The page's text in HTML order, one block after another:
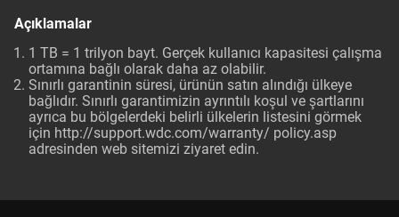
Açıklamalar
1 TB = 1 trilyon bayt. Gerçek kullanıcı kapasitesi çalışma
ortamına bağlı olarak daha az olabilir.
Sınırlı garantinin süresi, ürünün satın alındığı ülkeye
bağlıdır. Sınırlı garantimizin ayrıntılı koşul ve şartlarını
ayrıca bu bölgelerdeki belirli ülkelerin listesini görmek
için http://support.wdc.com/warranty/ policy.asp
adresinden web sitemizi ziyaret edin.